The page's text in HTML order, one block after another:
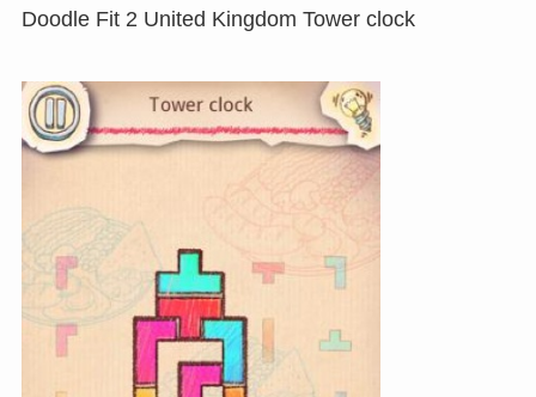
Doodle Fit 2 United Kingdom Tower clock